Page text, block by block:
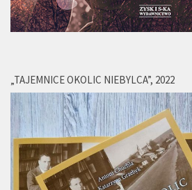
„TAJEMNICE OKOLIC NIEBYLCA”, 2022